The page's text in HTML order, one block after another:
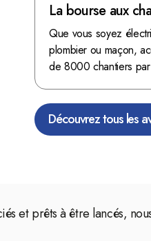
La bourse aux
d'ArtiBox
mine d'or !
Que vous soyez
plombier ou maçon,
de 8000 chantiers
Découvrez tous les
et prêts à être lancés,